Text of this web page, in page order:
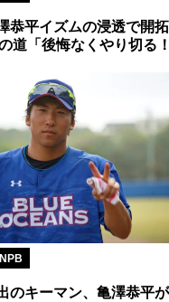
恭平イズムの浸透で開
道「後悔なくやり切る
のキーマン、亀澤恭平